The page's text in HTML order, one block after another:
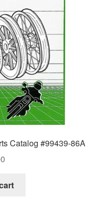
Catalog #99439-86A